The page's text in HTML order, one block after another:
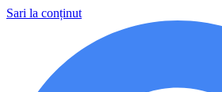
Sari la conținut